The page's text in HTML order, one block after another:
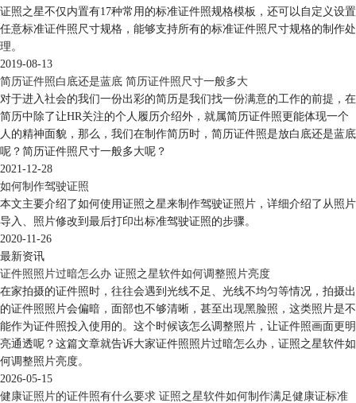
证照之星不仅内置有17种常用的标准证件照规格模板，还可以自定义设置
任意标准证件照尺寸规格，能够支持所有的标准证件照尺寸规格的制作处
理。
2019-08-13
简历证件照白底还是蓝底 简历证件照尺寸一般多大
对于进入社会的我们一份出彩的简历是我们找一份满意的工作的前提，在
简历中除了让HR关注的个人履历介绍外，就属简历证件照更能体现一个
人的精神面貌，那么，我们在制作简历时，简历证件照是放白底还是蓝底
呢？简历证件照尺寸一般多大呢？
2021-12-28
如何制作驾驶证照
本文主要介绍了如何使用证照之星来制作驾驶证照片，详细介绍了从照片
导入、照片修改到最后打印出标准驾驶证照的步骤。
2020-11-26
最新资讯
证件照照片过暗怎么办 证照之星软件如何调整照片亮度
在家拍摄的证件照时，往往会遇到光线不足、光线不均匀等情况，拍摄出
的证件照照片会偏暗，面部也不够清晰，甚至出现黑脸照，这类照片是不
能作为证件照投入使用的。这个时候该怎么调整照片，让证件照画面更明
亮通透呢？这篇文章就告诉大家证件照照片过暗怎么办，证照之星软件如
何调整照片亮度。
2026-05-15
健康证照片的证件照有什么要求 证照之星软件如何制作满足健康证标准